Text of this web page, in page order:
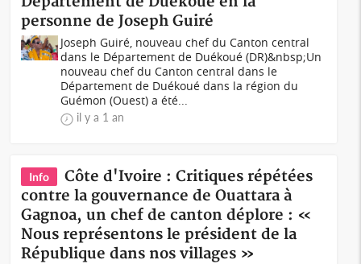
personne de Joseph Guiré
Joseph Guiré, nouveau chef du Canton central
dans le Département de Duékoué (DR)&nbsp;Un
nouveau chef du Canton central dans le
Département de Duékoué dans la région du
Guémon (Ouest) a été...
il y a 1 an
Info
Côte d'Ivoire : Critiques répétées
contre la gouvernance de Ouattara à
Gagnoa, un chef de canton déplore : «
Nous représentons le président de la
République dans nos villages »